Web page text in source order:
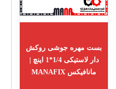
بست مهره جوشی روکش
دار لاستیکی 1/4*1 اینچ |
مانافیکس MANAFIX